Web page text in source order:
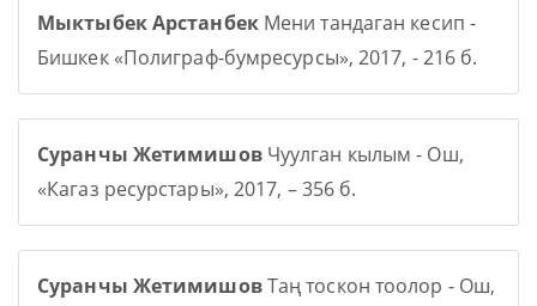
Мыктыбек АрстанбекМени тандаган кесип -
Бишкек «Полиграф-бумресурсы», 2017, - 216 б.
Суранчы ЖетимишовЧуулган кылым - Ош,
«Кагаз ресурстары», 2017, – 356 б.
Суранчы ЖетимишовТаң тоскон тоолор - Ош,